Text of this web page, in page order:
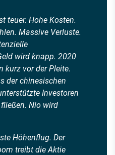
teuer. Hohe Kosten.
Massive Verluste.
wird knapp. 2020
kurz vor der Pleite.
der chinesischen
Investoren
Nio wird
Höhenflug. Der
treibt die Aktie